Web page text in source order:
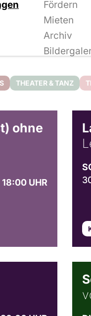
Fördern
Mieten
Archiv
THEATER & TANZ
ohne
18:00 UHR